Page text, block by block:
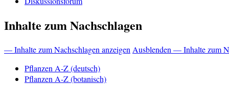
Inhalte zum Nachschlagen
— Inhalte zum Nachschlagen anzeigenAusblenden — Inhalte zum
Pflanzen A-Z (deutsch)
Pflanzen A-Z (botanisch)